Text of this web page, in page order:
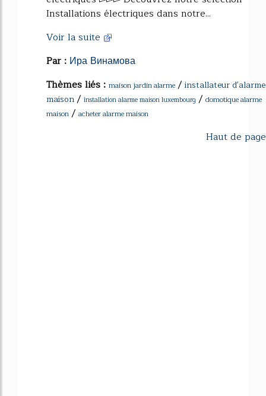
Installations électriques dans notre...
Voir la suite
Par : Ира Винамова
Thèmes liés : maison jardin alarme / installateur d'alarme
maison/ installation alarme maison luxembourg / domotique alarme
maison / acheter alarme maison
Haut de page